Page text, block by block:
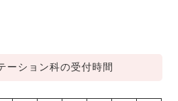
ーション科の受付時間